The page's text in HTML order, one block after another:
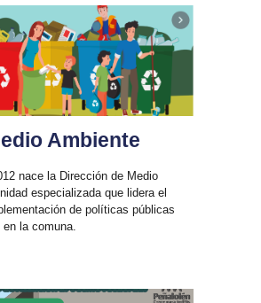
Ambiente
nace la Dirección de Medio
especializada que lidera el
de políticas públicas
la comuna.